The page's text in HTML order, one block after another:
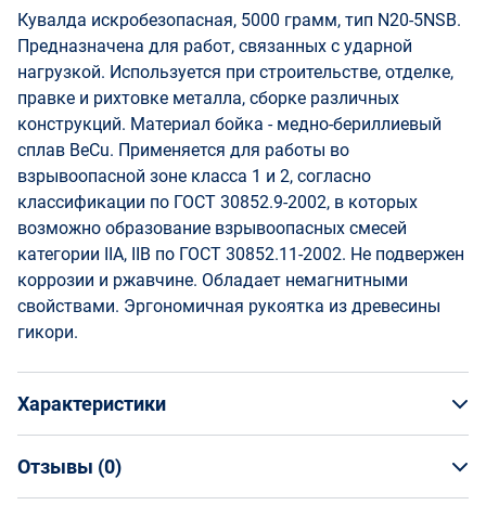
Кувалда искробезопасная, 5000 грамм, тип N20-5NSB.
Предназначена для работ, связанных с ударной
нагрузкой. Используется при строительстве, отделке,
правке и рихтовке металла, сборке различных
конструкций. Материал бойка - медно-бериллиевый
сплав BeCu. Применяется для работы во
взрывоопасной зоне класса 1 и 2, согласно
классификации по ГОСТ 30852.9-2002, в которых
возможно образование взрывоопасных смесей
категории IIA, IIB по ГОСТ 30852.11-2002. Не подвержен
коррозии и ржавчине. Обладает немагнитными
свойствами. Эргономичная рукоятка из древесины
гикори.
Характеристики
Общая информация
Отзывы (0)